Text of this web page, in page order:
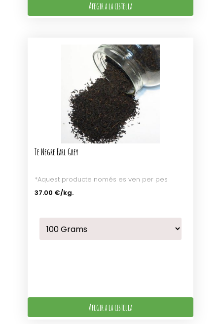
Afegir a la cistella
Te Negre Earl Grey
*Aquest producte només es ven per pes
37.00 €/kg.
Afegir a la cistella